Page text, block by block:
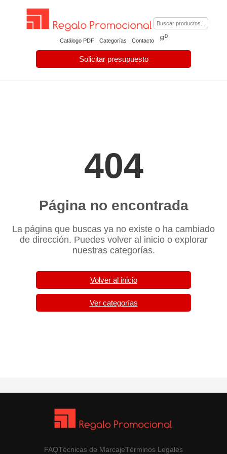
Catálogo PDF Categorías Contacto
Solicitar presupuesto
🛒0
404
Página no encontrada
La página que buscas ya no existe o ha cambiado
de dirección. Puedes volver al inicio o explorar
nuestras categorías.
Volver al inicio
Ver categorías
FAQTécnicas de MarcajeTérminos Legales